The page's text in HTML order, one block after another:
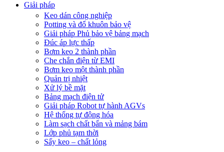
Giải pháp
Keo dán công nghiệp
Potting và đổ khuôn bảo vệ
Giải pháp Phủ bảo vệ bảng mạch
Đúc áp lực thấp
Bơm keo 2 thành phần
Che chắn điện từ EMI
Bơm keo một thành phần
Quản trị nhiệt
Xử lý bề mặt
Bảng mạch điện tử
Giải pháp Robot tự hành AGVs
Hệ thống tự động hóa
Làm sạch chất bẩn và mảng bám
Lớp phủ tạm thời
Sấy keo – chất lỏng